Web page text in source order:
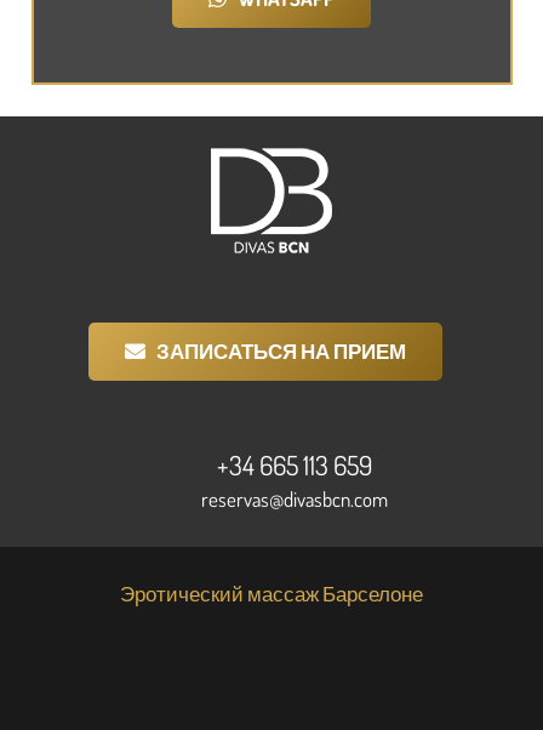
ЗАПИСАТЬСЯ НА ПРИЕМ
+34 665 113 659
reservas@divasbcn.com
Эротический массаж Барселоне